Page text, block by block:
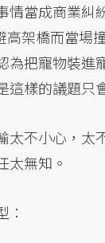
當成商業糾
架橋而當場
為把寵物裝進
樣的議題只
不小心，太
太無知。